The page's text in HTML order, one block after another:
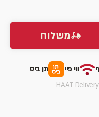
משלוח
ווי פיי
תן ביס
HAAT Delivery